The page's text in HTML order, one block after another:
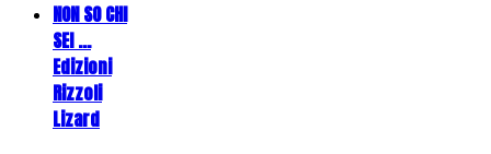
NON SO CHI
SEI ...
Edizioni
Rizzoli
Lizard